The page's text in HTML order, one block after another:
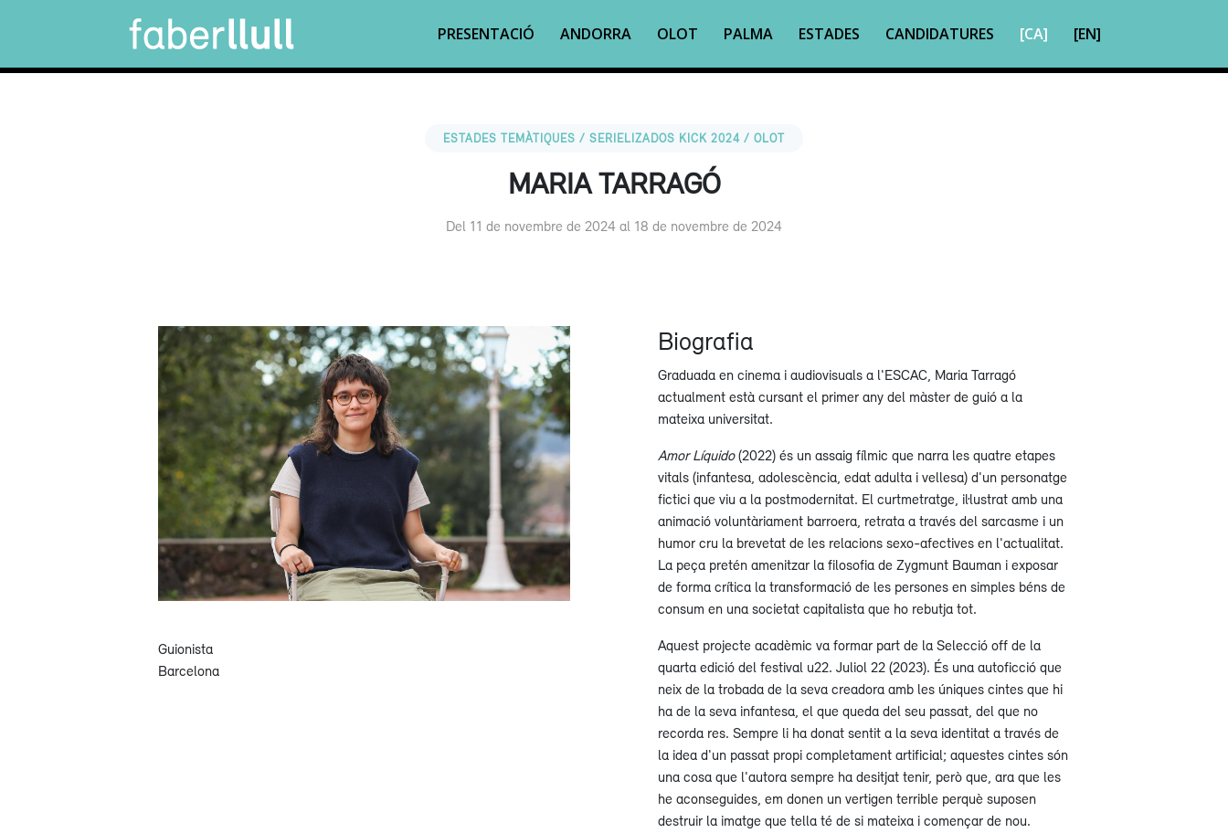
PRESENTACIÓ ANDORRA OLOT PALMA ESTADES CANDIDATURES [CA] [EN]
ESTADES TEMÀTIQUES / SERIELIZADOS KICK 2024 / OLOT
MARIA TARRAGÓ
Del 11 de novembre de 2024 al 18 de novembre de 2024
Guionista
Barcelona
Biografia
Graduada en cinema i audiovisuals a l'ESCAC, Maria Tarragó
actualment està cursant el primer any del màster de guió a la
mateixa universitat.
Amor Líquido(2022) és un assaig fílmic que narra les quatre etapes
vitals (infantesa, adolescència, edat adulta i vellesa) d'un personatge
fictici que viu a la postmodernitat. El curtmetratge, il·lustrat amb una
animació voluntàriament barroera, retrata a través del sarcasme i un
humor cru la brevetat de les relacions sexo-afectives en l'actualitat.
La peça pretén amenitzar la filosofia de Zygmunt Bauman i exposar
de forma crítica la transformació de les persones en simples béns de
consum en una societat capitalista que ho rebutja tot.
Aquest projecte acadèmic va formar part de la Selecció off de la
quarta edició del festival u22. Juliol 22 (2023). És una autoficció que
neix de la trobada de la seva creadora amb les úniques cintes que hi
ha de la seva infantesa, el que queda del seu passat, del que no
recorda res. Sempre li ha donat sentit a la seva identitat a través de
la idea d'un passat propi completament artificial; aquestes cintes són
una cosa que l'autora sempre ha desitjat tenir, però que, ara que les
he aconseguides, em donen un vertigen terrible perquè suposen
destruir la imatge que tella té de si mateixa i començar de nou.